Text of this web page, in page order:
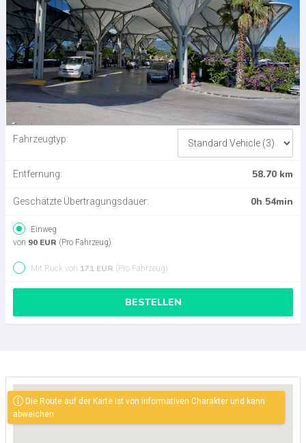
Fahrzeugtyp:
Entfernung: 58.70 km
Geschätzte Übertragungsdauer: 0h 54min
Einweg
von 90 EUR (Pro Fahrzeug)
Mit Rück von 171 EUR (Pro Fahrzeug)
BESTELLEN
Die Route auf der Karte ist von informativen Charakter und kann
abweichen